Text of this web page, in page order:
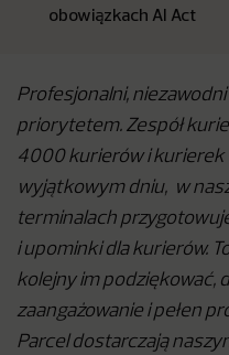
obowiązkach AI Act
Profesjonalni, niezawodni
priorytetem. Zespół
4000 kurierów i kurierek
wyjątkowym dniu, w
terminalach
i upominki dla kurierów.
kolejny im podziękować,
zaangażowanie i pełen
Parcel dostarczają